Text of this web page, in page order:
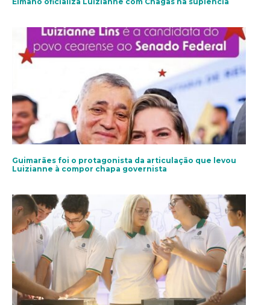
Guimarães foi o protagonista da articulação que levou
Luizianne à compor chapa governista